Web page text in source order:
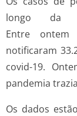
longo da
Entre
notificaram
covid-19.
pandemia
Os dados